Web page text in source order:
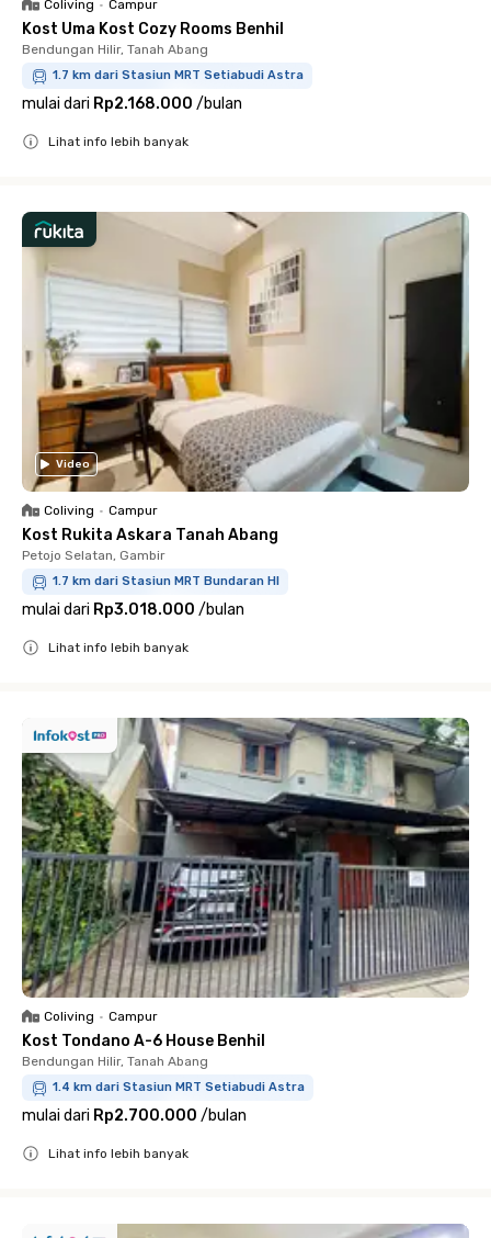
Coliving • Campur
Kost Uma Kost Cozy Rooms Benhil
Bendungan Hilir, Tanah Abang
1.7 km dari Stasiun MRT Setiabudi Astra
mulai dari Rp2.168.000 /bulan
Lihat info lebih banyak
Video
Coliving • Campur
Kost Rukita Askara Tanah Abang
Petojo Selatan, Gambir
1.7 km dari Stasiun MRT Bundaran HI
mulai dari Rp3.018.000 /bulan
Lihat info lebih banyak
Coliving • Campur
Kost Tondano A-6 House Benhil
Bendungan Hilir, Tanah Abang
1.4 km dari Stasiun MRT Setiabudi Astra
mulai dari Rp2.700.000 /bulan
Lihat info lebih banyak